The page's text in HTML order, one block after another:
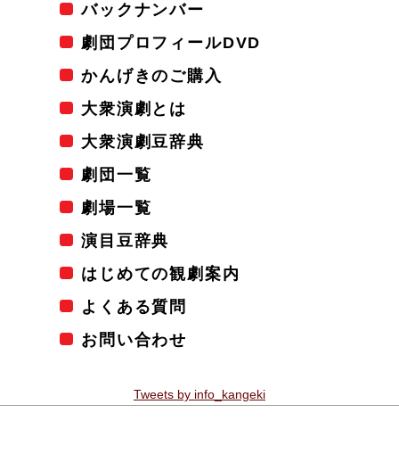
バックナンバー
劇団プロフィールDVD
かんげきのご購入
大衆演劇とは
大衆演劇豆辞典
劇団一覧
劇場一覧
演目豆辞典
はじめての観劇案内
よくある質問
お問い合わせ
Tweets by info_kangeki